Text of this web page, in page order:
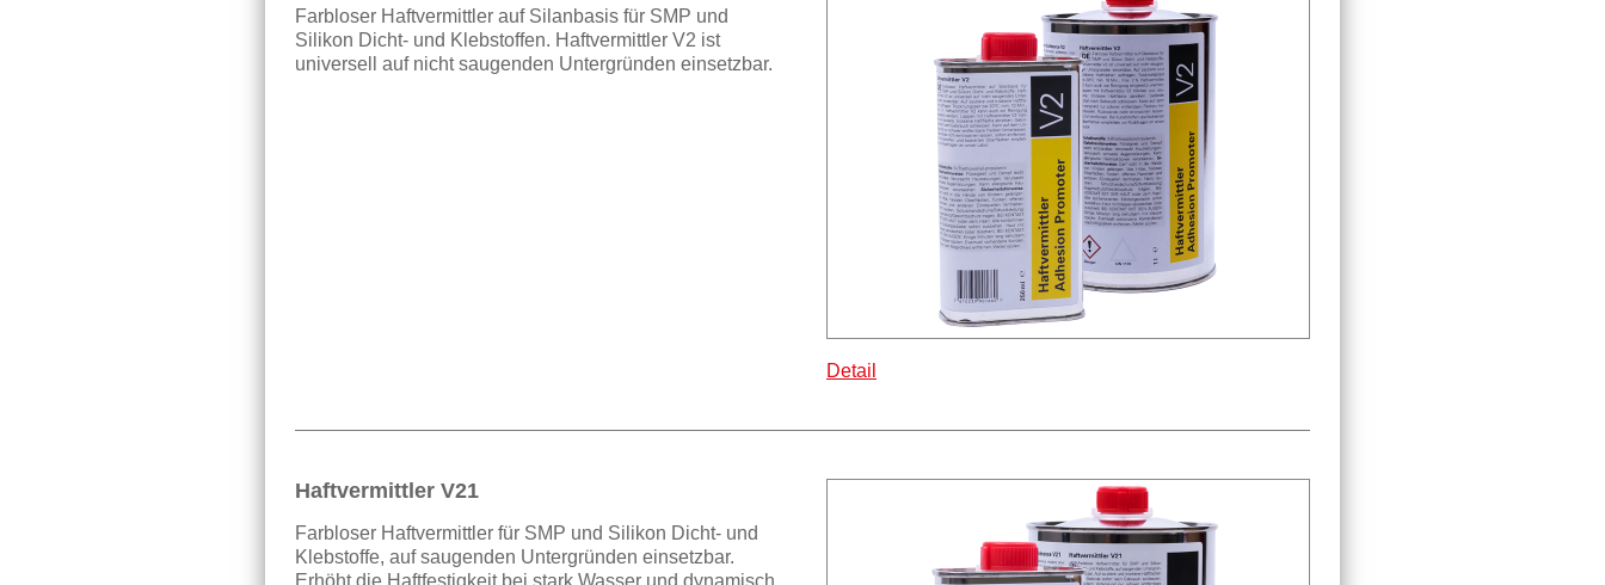
Farbloser Haftvermittler auf Silanbasis für SMP und
Silikon Dicht- und Klebstoffen. Haftvermittler V2 ist
universell auf nicht saugenden Untergründen einsetzbar.
Detail
Haftvermittler V21
Farbloser Haftvermittler für SMP und Silikon Dicht- und
Klebstoffe, auf saugenden Untergründen einsetzbar.